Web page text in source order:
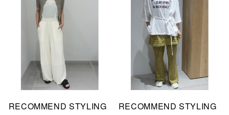
RECOMMEND STYLING RECOMMEND STYLING